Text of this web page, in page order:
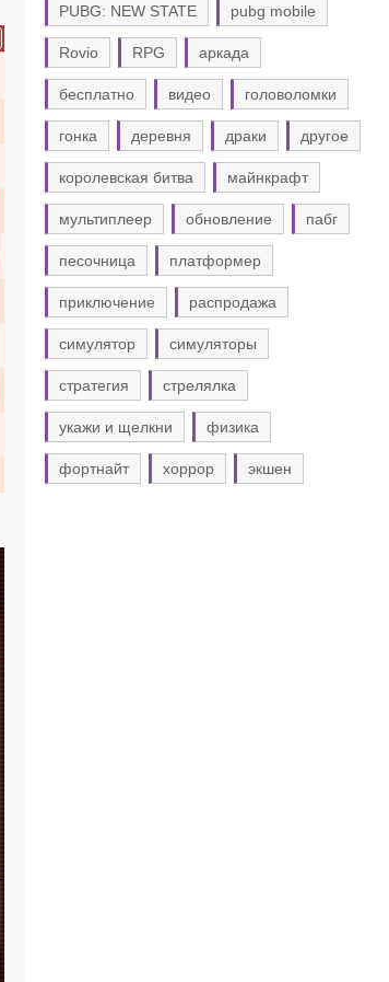
PUBG: NEW STATE pubg mobile
Rovio RPG аркада
бесплатно видео головоломки
гонка деревня драки другое
королевская битва майнкрафт
мультиплеер обновление пабг
песочница платформер
приключение распродажа
симулятор симуляторы
стратегия стрелялка
укажи и щелкни физика
фортнайт хоррор экшен